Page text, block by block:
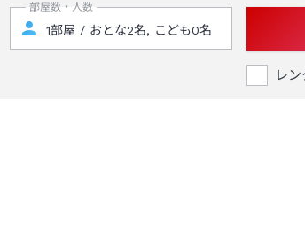
部屋数・人数
レ